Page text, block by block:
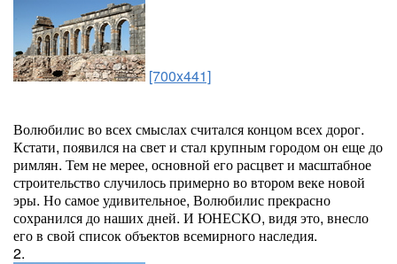
[700x441]
Волюбилис во всех смыслах считался концом всех дорог.
Кстати, появился на свет и стал крупным городом он еще до
римлян. Тем не мерее, основной его расцвет и масштабное
строительство случилось примерно во втором веке новой
эры. Но самое удивительное, Волюбилис прекрасно
сохранился до наших дней. И ЮНЕСКО, видя это, внесло
его в свой список объектов всемирного наследия.
2.